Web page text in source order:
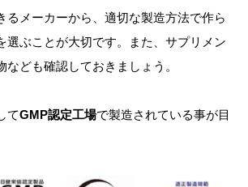
るメーカーから、適切な製造方法で作ら
選ぶことが大切です。また、サプリメン
なども確認しておきましょう。
てGMP認定工場で製造されている事が目